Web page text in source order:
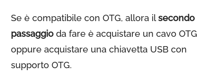
Se è compatibile con OTG, allora ilsecondo
passaggio da fare è acquistare un cavo OTG
oppure acquistare una chiavetta USB con
supporto OTG.